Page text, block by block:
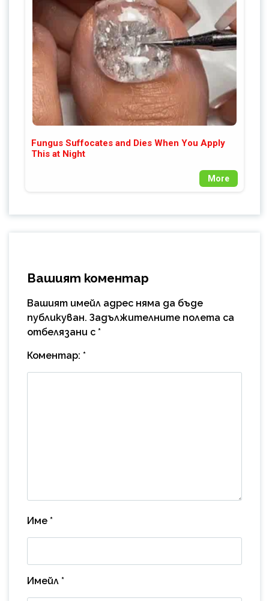
Fungus Suffocates and Dies When You Apply
This at Night
More
Вашият коментар
Вашият имейл адрес няма да бъде
публикуван. Задължителните полета са
отбелязани с *
Коментар: *
Име *
Имейл *